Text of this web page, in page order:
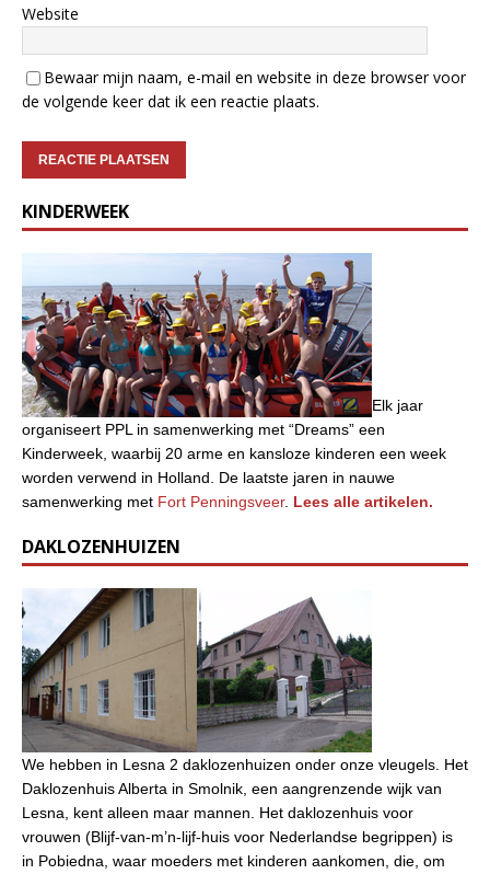
Website
Bewaar mijn naam, e-mail en website in deze browser voor
de volgende keer dat ik een reactie plaats.
KINDERWEEK
Elk jaar
organiseert PPL in samenwerking met “Dreams” een
Kinderweek, waarbij 20 arme en kansloze kinderen een week
worden verwend in Holland. De laatste jaren in nauwe
samenwerking met Fort Penningsveer. Lees alle artikelen.
DAKLOZENHUIZEN
We hebben in Lesna 2 daklozenhuizen onder onze vleugels. Het
Daklozenhuis Alberta in Smolnik, een aangrenzende wijk van
Lesna, kent alleen maar mannen. Het daklozenhuis voor
vrouwen (Blijf-van-m’n-lijf-huis voor Nederlandse begrippen) is
in Pobiedna, waar moeders met kinderen aankomen, die, om